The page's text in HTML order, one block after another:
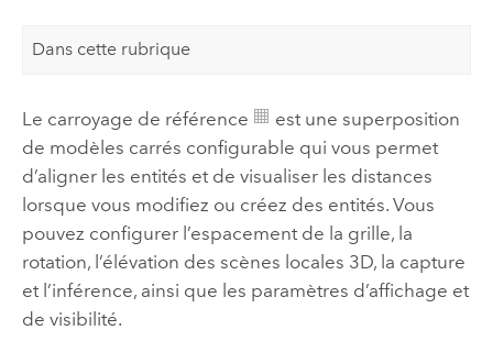
Dans cette rubrique
Le carroyage de référence
est une superposition
de modèles carrés configurable qui vous permet
d’aligner les entités et de visualiser les distances
lorsque vous modifiez ou créez des entités. Vous
pouvez configurer l’espacement de la grille, la
rotation, l’élévation des scènes locales 3D, la capture
et l’inférence, ainsi que les paramètres d’affichage et
de visibilité.